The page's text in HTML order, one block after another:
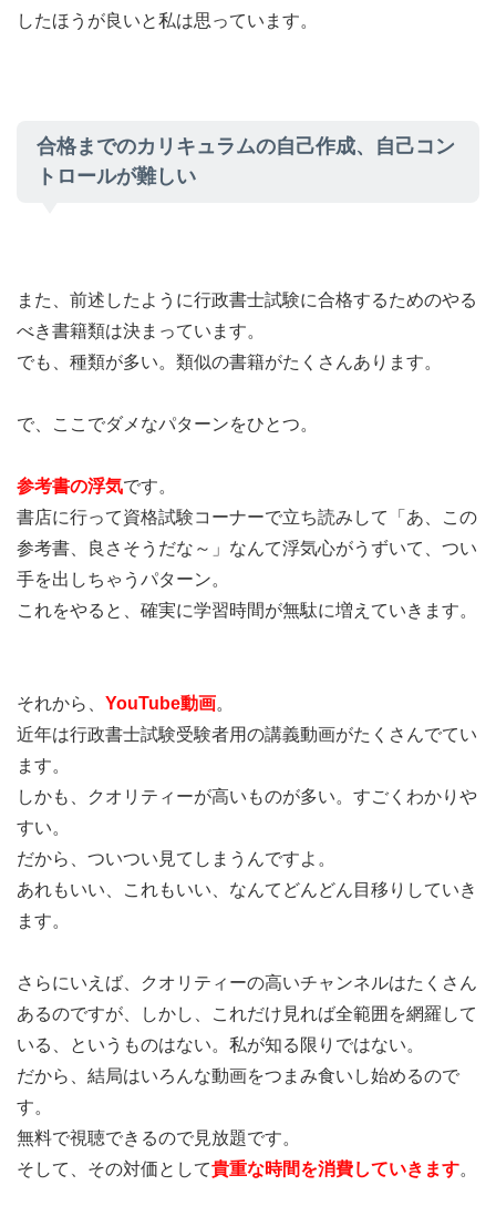
したほうが良いと私は思っています。
合格までのカリキュラムの自己作成、自己コン
トロールが難しい
また、前述したように行政書士試験に合格するためのやる
べき書籍類は決まっています。
でも、種類が多い。類似の書籍がたくさんあります。
で、ここでダメなパターンをひとつ。
参考書の浮気です。
書店に行って資格試験コーナーで立ち読みして「あ、この
参考書、良さそうだな～」なんて浮気心がうずいて、つい
手を出しちゃうパターン。
これをやると、確実に学習時間が無駄に増えていきます。
それから、 YouTube動画。
近年は行政書士試験受験者用の講義動画がたくさんでてい
ます。
しかも、クオリティーが高いものが多い。すごくわかりや
すい。
だから、ついつい見てしまうんですよ。
あれもいい、これもいい、なんてどんどん目移りしていき
ます。
さらにいえば、クオリティーの高いチャンネルはたくさん
あるのですが、しかし、これだけ見れば全範囲を網羅して
いる、というものはない。私が知る限りではない。
だから、結局はいろんな動画をつまみ食いし始めるので
す。
無料で視聴できるので見放題です。
そして、その対価として貴重な時間を消費していきます。